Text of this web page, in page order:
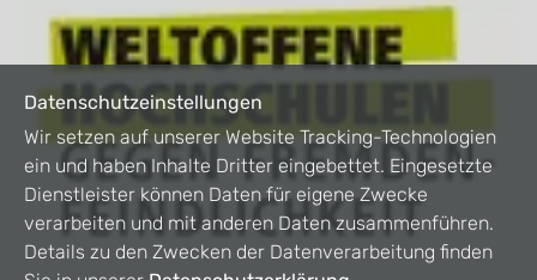
Datenschutzeinstellungen
Wir setzen auf unserer Website Tracking-Technologien
ein und haben Inhalte Dritter eingebettet. Eingesetzte
Dienstleister können Daten für eigene Zwecke
verarbeiten und mit anderen Daten zusammenführen.
Details zu den Zwecken der Datenverarbeitung finden